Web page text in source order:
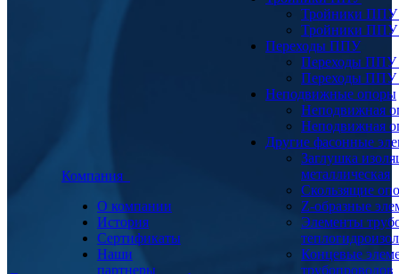
Компания
О компании
История
Сертификаты
Наши
партнеры
Тройники
Тройники
Переходы ППУ
Переходы
Переходы
Неподвижные опоры
Неподвижная
Неподвижная
Другие фасонные
Заглушка
металлическая
Скользящие
Z-образные
Элементы
Концевые
трубопроводов